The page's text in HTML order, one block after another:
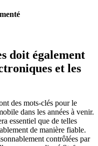
doit également
et les
des mots-clés pour le
dans les années à venir.
essentiel que de telles
de manière fiable.
contrôlées par